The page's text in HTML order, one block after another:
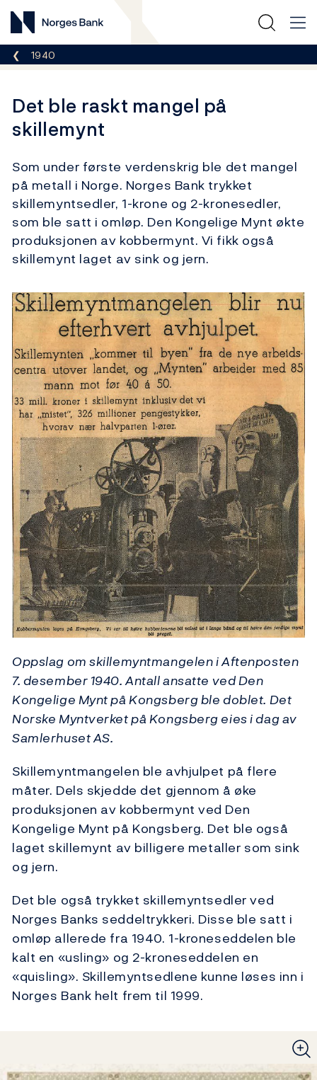
Norges Bank
Her er du nå:
1940
Det ble raskt mangel på
skillemynt
Som under første verdenskrig ble det mangel
på metall i Norge. Norges Bank trykket
skillemyntsedler, 1-krone og 2-kronesedler,
som ble satt i omløp. Den Kongelige Mynt økte
produksjonen av kobbermynt. Vi fikk også
skillemynt laget av sink og jern.
Oppslag om skillemyntmangelen i Aftenposten
7. desember 1940. Antall ansatte ved Den
Kongelige Mynt på Kongsberg ble doblet. Det
Norske Myntverket på Kongsberg eies i dag av
Samlerhuset AS.
Skillemyntmangelen ble avhjulpet på flere
måter. Dels skjedde det gjennom å øke
produksjonen av kobbermynt ved Den
Kongelige Mynt på Kongsberg. Det ble også
laget skillemynt av billigere metaller som sink
og jern.
Det ble også trykket skillemyntsedler ved
Norges Banks seddeltrykkeri. Disse ble satt i
omløp allerede fra 1940. 1-kroneseddelen ble
kalt en «usling» og 2-kroneseddelen en
«quisling». Skillemyntsedlene kunne løses inn i
Norges Bank helt frem til 1999.